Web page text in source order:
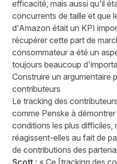
efficacité, mais aussi qu'il
concurrents de taille et que
d'Amazon était un KPI
récupérer cette part de
consommateur a été un
toujours beaucoup
Construire un argumentaire
contributeurs
Le tracking des
comme Penske à
conditions les plus difficiles,
réagissent-elles au fait de
de contributions des
Scott : « Ce [tracking des